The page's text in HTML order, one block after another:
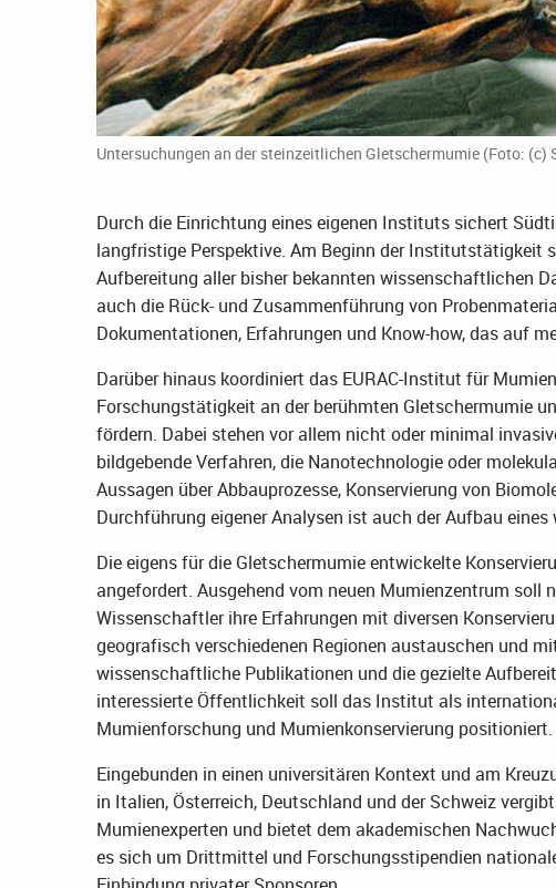
Untersuchungen an der steinzeitlichen Gletschermumie (Foto:
Durch die Einrichtung eines eigenen Instituts sichert
langfristige Perspektive. Am Beginn der Institutstätigkeit
Aufbereitung aller bisher bekannten wissenschaftlichen
auch die Rück- und Zusammenführung von
Dokumentationen, Erfahrungen und Know-how, das auf
Darüber hinaus koordiniert das EURAC-Institut für
Forschungstätigkeit an der berühmten Gletschermumie
fördern. Dabei stehen vor allem nicht oder minimal
bildgebende Verfahren, die Nanotechnologie oder
Aussagen über Abbauprozesse, Konservierung von
Durchführung eigener Analysen ist auch der Aufbau
Die eigens für die Gletschermumie entwickelte
angefordert. Ausgehend vom neuen Mumienzentrum soll
Wissenschaftler ihre Erfahrungen mit diversen
geografisch verschiedenen Regionen austauschen und
wissenschaftliche Publikationen und die gezielte
interessierte Öffentlichkeit soll das Institut als
Mumienforschung und Mumienkonservierung positioniert.
Eingebunden in einen universitären Kontext und am
in Italien, Österreich, Deutschland und der Schweiz
Mumienexperten und bietet dem akademischen
es sich um Drittmittel und Forschungsstipendien